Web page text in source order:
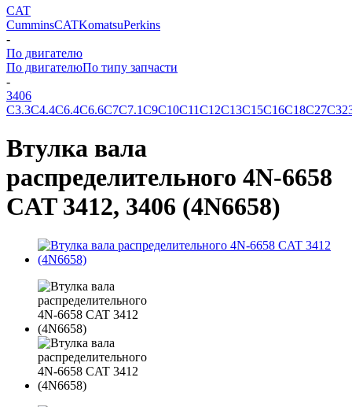
CAT
CumminsCATKomatsuPerkins
-
По двигателю
По двигателюПо типу запчасти
-
3406
C3.3C4.4C6.4C6.6C7C7.1C9C10C11C12C13C15C16C18C27C32
Втулка вала
распределительного 4N-6658
CAT 3412, 3406 (4N6658)